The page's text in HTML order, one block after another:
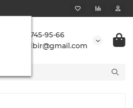
+7 923 745-95-66
buransibir@gmail.com